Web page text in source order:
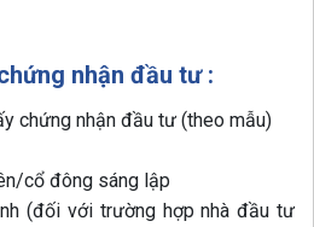
nhận đầu tư :
chứng nhận đầu tư (theo mẫu)
cổ đông sáng lập
(đối với trường hợp nhà đầu tư